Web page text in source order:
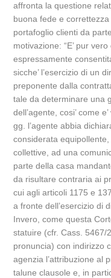
affronta la questione
buona fede e correttezza
portafoglio clienti da
motivazione: “E’ pur
espressamente
sicche’ l’esercizio di un
preponente dalla
tale da determinare una
dell’agente, cosi’ come
gg. l’agente abbia
considerata
collettive, ad una
parte della casa
da risultare contraria ai
cui agli articoli 1175 e
a fronte dell’esercizio di
Invero, come questa
statuire (cfr. Cass. 5467/
pronuncia) con indirizzo
agenzia l’attribuzione al
talune clausole e, in